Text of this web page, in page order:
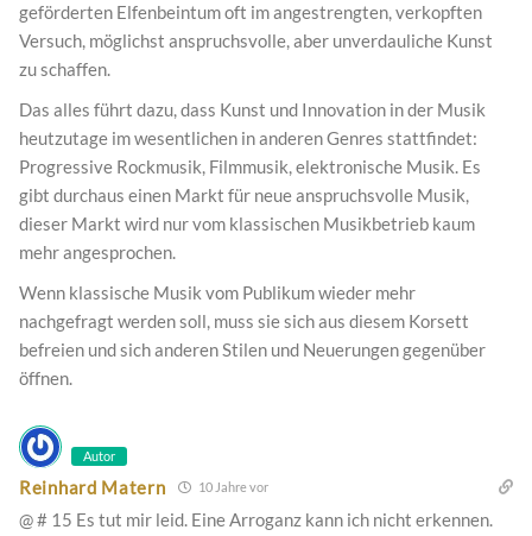
geförderten Elfenbeintum oft im angestrengten, verkopften
Versuch, möglichst anspruchsvolle, aber unverdauliche Kunst
zu schaffen.
Das alles führt dazu, dass Kunst und Innovation in der Musik
heutzutage im wesentlichen in anderen Genres stattfindet:
Progressive Rockmusik, Filmmusik, elektronische Musik. Es
gibt durchaus einen Markt für neue anspruchsvolle Musik,
dieser Markt wird nur vom klassischen Musikbetrieb kaum
mehr angesprochen.
Wenn klassische Musik vom Publikum wieder mehr
nachgefragt werden soll, muss sie sich aus diesem Korsett
befreien und sich anderen Stilen und Neuerungen gegenüber
öffnen.
Autor
Reinhard Matern 10 Jahre vor
@ # 15 Es tut mir leid. Eine Arroganz kann ich nicht erkennen.